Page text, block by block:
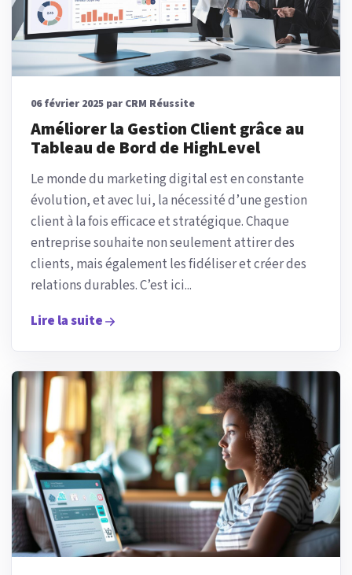
06 février 2025 par CRM Réussite
Améliorer la Gestion Client grâce au
Tableau de Bord de HighLevel
Le monde du marketing digital est en constante
évolution, et avec lui, la nécessité d’une gestion
client à la fois efficace et stratégique. Chaque
entreprise souhaite non seulement attirer des
clients, mais également les fidéliser et créer des
relations durables. C’est ici...
Lire la suite